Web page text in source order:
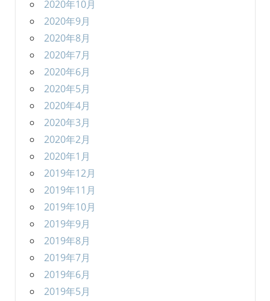
2020年10月
2020年9月
2020年8月
2020年7月
2020年6月
2020年5月
2020年4月
2020年3月
2020年2月
2020年1月
2019年12月
2019年11月
2019年10月
2019年9月
2019年8月
2019年7月
2019年6月
2019年5月